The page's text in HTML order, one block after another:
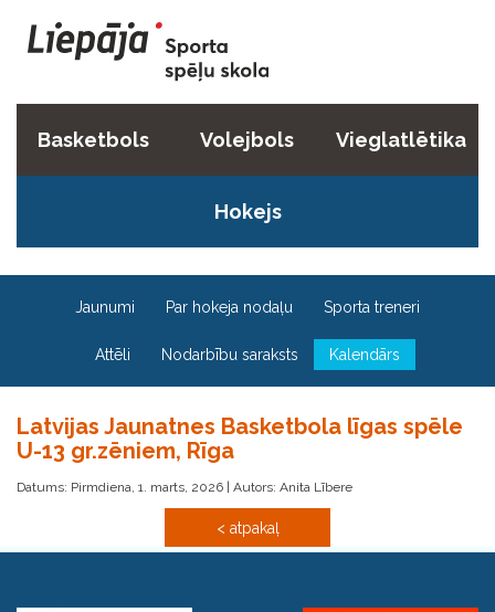
Basketbols Volejbols Vieglatlētika
Hokejs
Jaunumi Par hokeja nodaļu Sporta treneri
Attēli Nodarbību saraksts Kalendārs
Latvijas Jaunatnes Basketbola līgas spēle
U-13 gr.zēniem, Rīga
Datums: Pirmdiena, 1. marts, 2026 | Autors: Anita Lībere
< atpakaļ